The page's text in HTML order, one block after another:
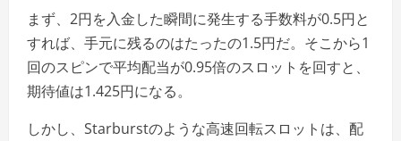
まず、2円を入金した瞬間に発生する手数料が0.5円と
すれば、手元に残るのはたったの1.5円だ。そこから1
回のスピンで平均配当が0.95倍のスロットを回すと、
期待値は1.425円になる。
しかし、Starburstのような高速回転スロットは、配